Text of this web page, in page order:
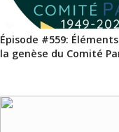
Épisode #559:
la genèse du Comité